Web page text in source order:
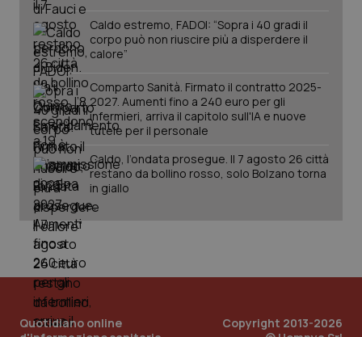
Caldo estremo, FADOI: “Sopra i 40 gradi il
corpo può non riuscire più a disperdere il
calore”
Comparto Sanità. Firmato il contratto 2025-
2027. Aumenti fino a 240 euro per gli
infermieri, arriva il capitolo sull'IA e nuove
tutele per il personale
Caldo, l’ondata prosegue. Il 7 agosto 26 città
restano da bollino rosso, solo Bolzano torna
in giallo
Quotidiano online
Copyright 2013-2026
_ga_KM60CM4NPH .quotidianosanita.it
1